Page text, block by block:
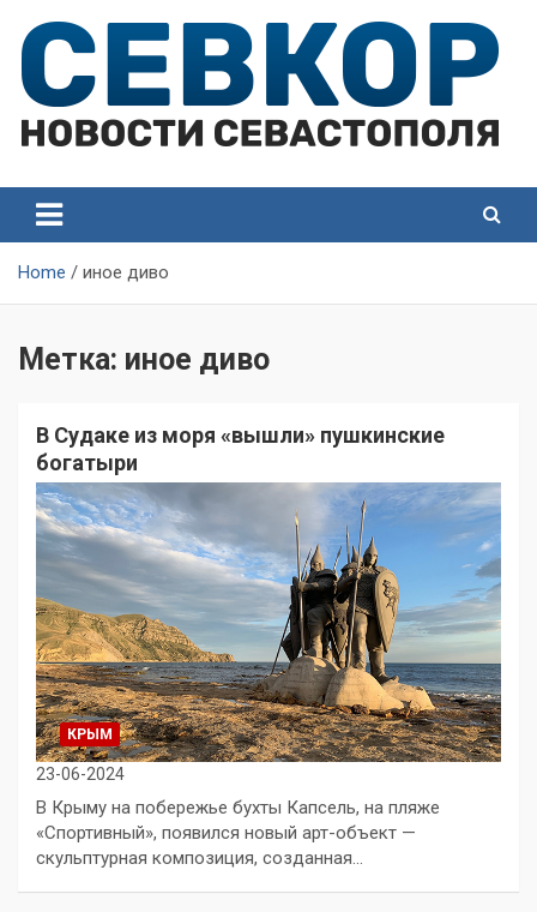
content
Севастополя
Севастополя
Home иное диво
Метка: иное диво
В Судаке из моря «вышли» пушкинские
богатыри
КРЫМ
23-06-2024
В Крыму на побережье бухты Капсель, на пляже
«Спортивный», появился новый арт-объект —
скульптурная композиция, созданная…